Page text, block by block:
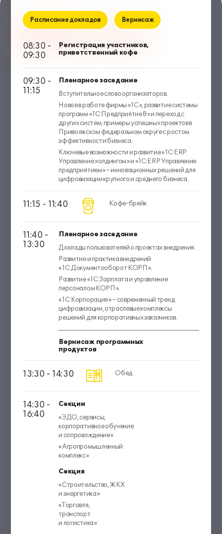
Расписание докладов Вернисаж
08:30 -
09:30
Регистрация участников,
приветственный кофе
09:30 -
11:15
Пленарное заседание
Вступительное слово организаторов.
Новое в работе фирмы «1С», развитие системы
программ «1С:Предприятие 8» и переход с
других систем, примеры успешных проектов в
Приволжском федеральном округе с ростом
эффективности бизнеса.
Ключевые возможности и развитие «1C:ERP.
Управление холдингом» и «1С:ERP Управление
предприятием» – инновационных решений для
цифровизации крупного и среднего бизнеса.
11:15 - 11:40 Кофе-брейк
11:40 -
13:30
Пленарное заседание
Доклады пользователей о проектах внедрения.
Развитие и практика внедрений
«1С:Документооборот КОРП».
Развитие «1С:Зарплата и управление
персоналом КОРП».
«1С:Корпорация» – современный тренд
цифровизации, отраслевые комплексы
решений для корпоративных заказчиков.
Вернисаж программных
продуктов
13:30 - 14:30 Обед
14:30 -
16:40
Секции
«ЭДО, сервисы,
корпоративное обучение
и сопровождение»
«Агропромышленный
комплекс»
Секция
«Строительство, ЖКХ
и энергетика»
«Торговля,
транспорт
и логистика»